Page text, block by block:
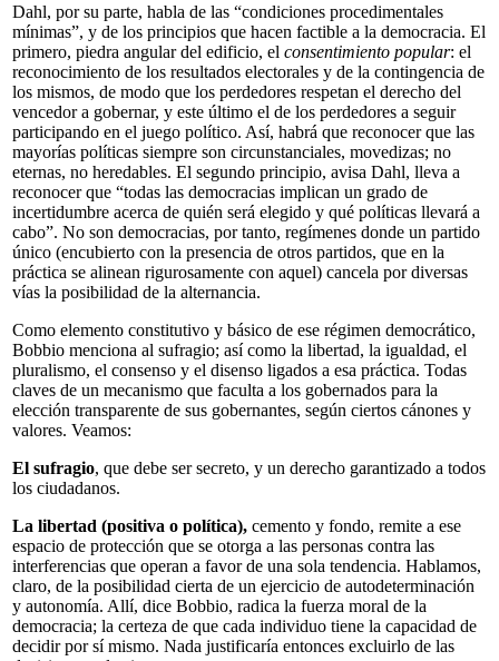
Dahl, por su parte, habla de las “condiciones procedimentales
mínimas”, y de los principios que hacen factible a la democracia. El
primero, piedra angular del edificio, el consentimiento popular: el
reconocimiento de los resultados electorales y de la contingencia de
los mismos, de modo que los perdedores respetan el derecho del
vencedor a gobernar, y este último el de los perdedores a seguir
participando en el juego político. Así, habrá que reconocer que las
mayorías políticas siempre son circunstanciales, movedizas; no
eternas, no heredables. El segundo principio, avisa Dahl, lleva a
reconocer que “todas las democracias implican un grado de
incertidumbre acerca de quién será elegido y qué políticas llevará a
cabo”. No son democracias, por tanto, regímenes donde un partido
único (encubierto con la presencia de otros partidos, que en la
práctica se alinean rigurosamente con aquel) cancela por diversas
vías la posibilidad de la alternancia.
Como elemento constitutivo y básico de ese régimen democrático,
Bobbio menciona al sufragio; así como la libertad, la igualdad, el
pluralismo, el consenso y el disenso ligados a esa práctica. Todas
claves de un mecanismo que faculta a los gobernados para la
elección transparente de sus gobernantes, según ciertos cánones y
valores. Veamos:
El sufragio, que debe ser secreto, y un derecho garantizado a todos
los ciudadanos.
La libertad (positiva o política), cemento y fondo, remite a ese
espacio de protección que se otorga a las personas contra las
interferencias que operan a favor de una sola tendencia. Hablamos,
claro, de la posibilidad cierta de un ejercicio de autodeterminación
y autonomía. Allí, dice Bobbio, radica la fuerza moral de la
democracia; la certeza de que cada individuo tiene la capacidad de
decidir por sí mismo. Nada justificaría entonces excluirlo de las